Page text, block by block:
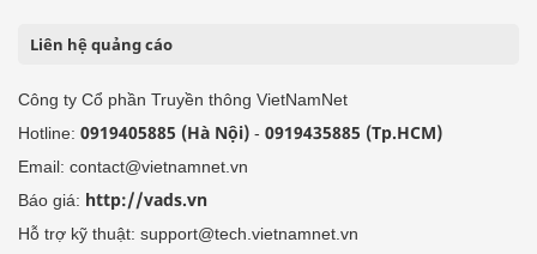
Liên hệ quảng cáo
Công ty Cổ phần Truyền thông VietNamNet
Hotline: 0919405885 (Hà Nội) - 0919435885 (Tp.HCM)
Email: contact@vietnamnet.vn
Báo giá: http://vads.vn
Hỗ trợ kỹ thuật: support@tech.vietnamnet.vn